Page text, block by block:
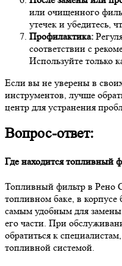
или очищенного
утечек и убедитесь,
Профилактика:
соответствии с
Используйте только
Если вы не уверены в
инструментов, лучше
центр для устранения
Вопрос-ответ:
Где находится топливный
Топливный фильтр в Рено
топливном баке, в корпусе
самым удобным для замены,
его части. При
обратиться к
топливной системой.